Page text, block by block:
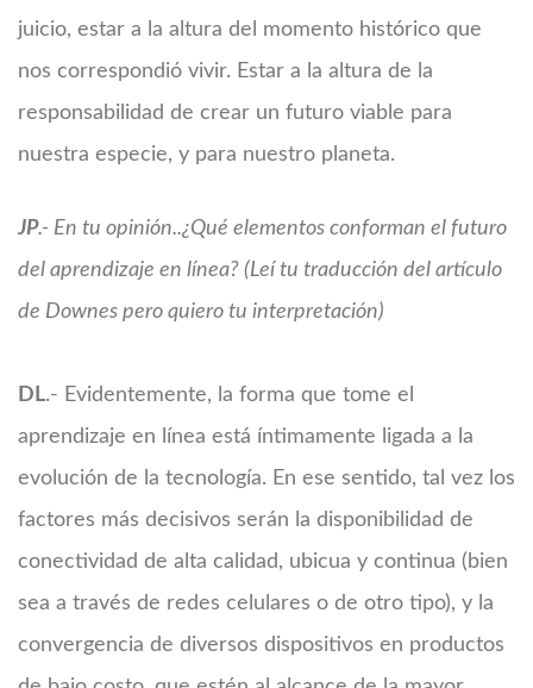
juicio, estar a la altura del momento histórico que
nos correspondió vivir. Estar a la altura de la
responsabilidad de crear un futuro viable para
nuestra especie, y para nuestro planeta.
JP.- En tu opinión..¿Qué elementos conforman el futuro
del aprendizaje en línea? (Leí tu traducción del artículo
de Downes pero quiero tu interpretación)
DL.- Evidentemente, la forma que tome el
aprendizaje en línea está íntimamente ligada a la
evolución de la tecnología. En ese sentido, tal vez los
factores más decisivos serán la disponibilidad de
conectividad de alta calidad, ubicua y continua (bien
sea a través de redes celulares o de otro tipo), y la
convergencia de diversos dispositivos en productos